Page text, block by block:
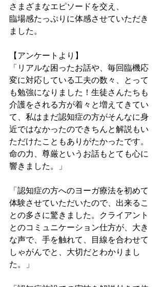
さまざまなエピソードを交え、
臨場感たっぷりに体感させていただき
ました。
【アンケートより】
「リアルな困ったお話や、毎回臨機応
変に対応している工夫の数々、とって
も勉強になりました！生徒さんたちも
介護をされる方が着々と増えてきてい
て、私はまだ認知症の方がそんなに身
近ではなかったのできちんと解説もい
ただけたこともありがたかったです。
命の力、尊厳というお話もとても心に
響きました。」
「認知症の方へのヨーガ療法を初めて
体験させていただいたので、出来るこ
との多さに驚きました。クライアント
とのコミュニケーション仕方が、大き
な声で、手を触れて、目線を合わせて
しゃがんでと、大切だとわかりまし
た。」